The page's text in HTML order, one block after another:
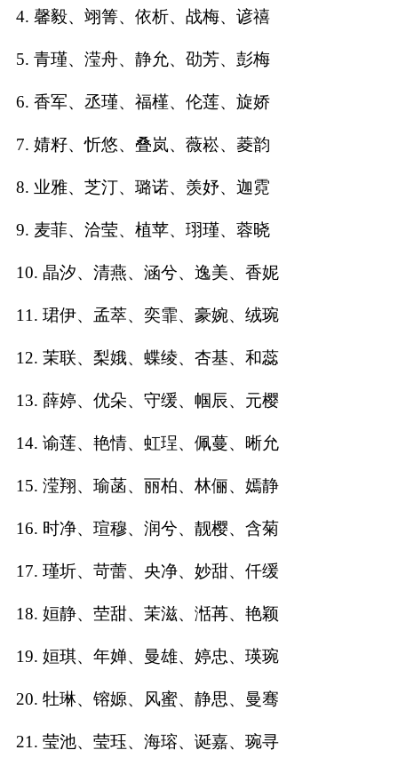
男孩名字打分
女孩名字打分
蛇年起名
龙年起名
兔年起名
虎年起名
取
名
字
4. 馨毅、翊箐、依析、战梅、谚禧
5. 青瑾、滢舟、静允、劭芳、彭梅
6. 香军、丞瑾、福槿、伦莲、旋娇
7. 婧籽、忻悠、叠岚、薇崧、菱韵
8. 业雅、芝汀、璐诺、羡妤、迦霓
9. 麦菲、洽莹、植苹、珝瑾、蓉晓
10. 晶汐、清燕、涵兮、逸美、香妮
11. 珺伊、孟萃、奕霏、豪婉、绒琬
12. 茉联、梨娥、蝶绫、杏基、和蕊
13. 薛婷、优朵、守缓、帼辰、元樱
14. 谕莲、艳情、虹珵、佩蔓、晰允
15. 滢翔、瑜菡、丽柏、林俪、嫣静
16. 时净、瑄穆、润兮、靓樱、含菊
17. 瑾圻、苛蕾、央净、妙甜、仟缓
18. 姮静、茔甜、茉滋、湉苒、艳颖
19. 姮琪、年婵、曼雄、婷忠、瑛琬
20. 牡琳、镕嫄、风蜜、静思、曼骞
21. 莹池、莹珏、海瑢、诞嘉、琬寻